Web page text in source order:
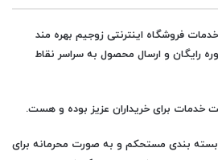
فروشگاه اینترنتی زوجیم بهره مند
رایگان و ارسال محصول به سراسر نقاط
خدمات برای خریداران عزیز بوده و هست.
بندی مستحکم و به صورت محرمانه برای